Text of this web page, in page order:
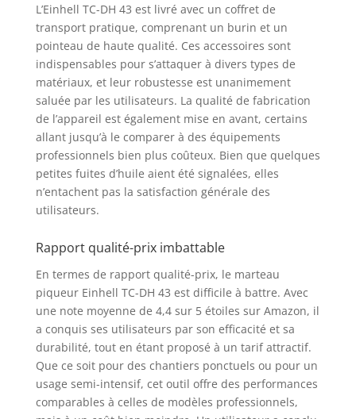
L’Einhell TC-DH 43 est livré avec un coffret de
transport pratique, comprenant un burin et un
pointeau de haute qualité. Ces accessoires sont
indispensables pour s’attaquer à divers types de
matériaux, et leur robustesse est unanimement
saluée par les utilisateurs. La qualité de fabrication
de l’appareil est également mise en avant, certains
allant jusqu’à le comparer à des équipements
professionnels bien plus coûteux. Bien que quelques
petites fuites d’huile aient été signalées, elles
n’entachent pas la satisfaction générale des
utilisateurs.
Rapport qualité-prix imbattable
En termes de rapport qualité-prix, le marteau
piqueur Einhell TC-DH 43 est difficile à battre. Avec
une note moyenne de 4,4 sur 5 étoiles sur Amazon, il
a conquis ses utilisateurs par son efficacité et sa
durabilité, tout en étant proposé à un tarif attractif.
Que ce soit pour des chantiers ponctuels ou pour un
usage semi-intensif, cet outil offre des performances
comparables à celles de modèles professionnels,